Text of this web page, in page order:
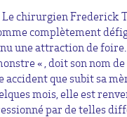
Le chirurgien Frederick
complètement
une attraction de foire.
« , doit son nom
accident que subit sa
mois, elle est
par de telles